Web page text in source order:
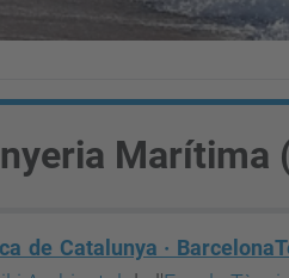
Marítima
de Catalunya ·